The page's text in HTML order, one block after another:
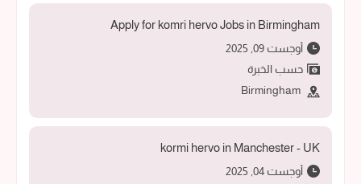
Apply for komri hervo Jobs in Birmingham
أوجست 09, 2025
حسب الخبرة
kormi hervo in Manchester - UK
أوجست 04, 2025